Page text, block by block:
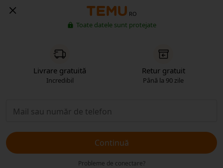
RO
Toate datele sunt protejate
Livrare gratuită
Incredibil
Retur gratuit
Până la 90 zile
Continuă
Probleme de conectare?